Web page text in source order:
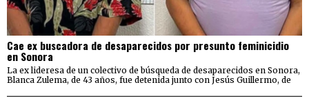
Cae ex buscadora de desaparecidos por presunto feminicidio
en Sonora
La ex lideresa de un colectivo de búsqueda de desaparecidos en Sonora,
Blanca Zulema, de 43 años, fue detenida junto con Jesús Guillermo, de